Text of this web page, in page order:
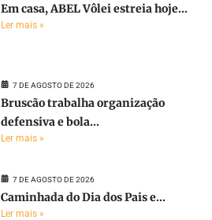
Em casa, ABEL Vôlei estreia hoje...
Ler mais »
7 DE AGOSTO DE 2026
Bruscão trabalha organização
defensiva e bola...
Ler mais »
7 DE AGOSTO DE 2026
Caminhada do Dia dos Pais e...
Ler mais »